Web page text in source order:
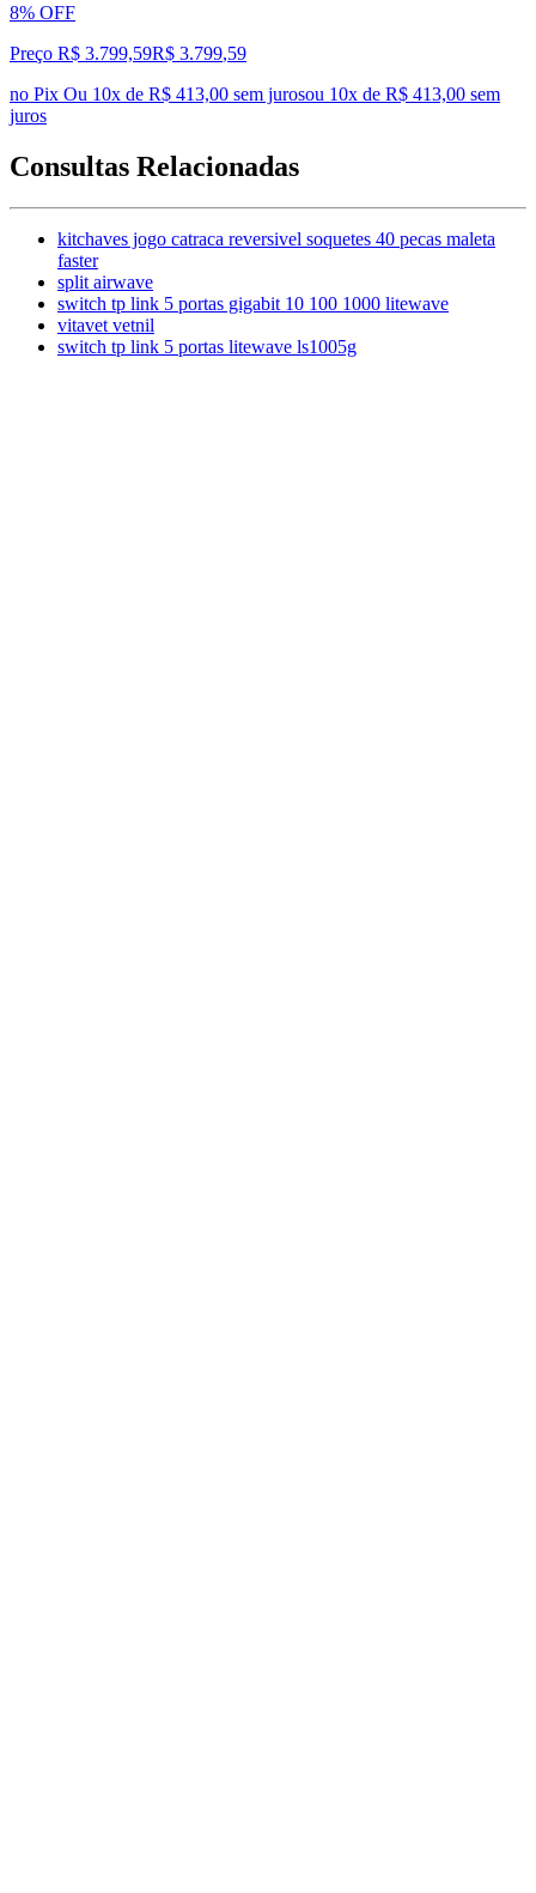
8% OFF
Preço R$ 3.799,59R$ 3.799,59
no Pix Ou 10x de R$ 413,00 sem jurosou 10x de R$ 413,00 sem
juros
Consultas Relacionadas
kitchaves jogo catraca reversivel soquetes 40 pecas maleta
faster
split airwave
switch tp link 5 portas gigabit 10 100 1000 litewave
vitavet vetnil
switch tp link 5 portas litewave ls1005g